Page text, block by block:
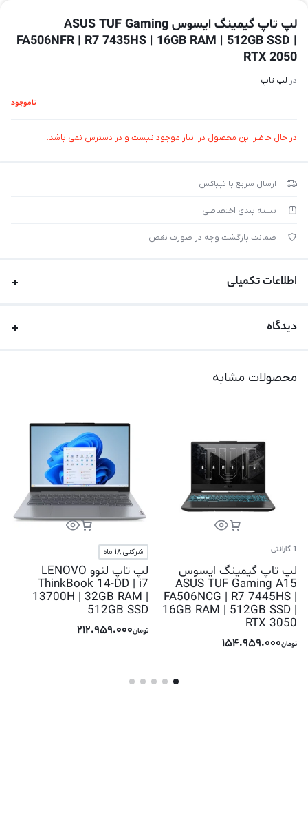
لپ تاپ گیمینگ ایسوس ASUS TUF Gaming
FA506NFR | R7 7435HS | 16GB RAM | 512GB SSD |
RTX 2050
در لپ تاپ
ناموجود
در حال حاضر این محصول در انبار موجود نیست و در دسترس نمی باشد.
ارسال سریع با تیباکس
بسته بندی اختصاصی
ضمانت بازگشت وجه در صورت نقص
اطلاعات تکمیلی
دیدگاه
محصولات مشابه
1 گارانتی
لپ تاپ گیمینگ ایسوس
ASUS TUF Gaming A15
FA506NCG | R7 7445HS |
16GB RAM | 512GB SSD |
RTX 3050
تومان154.959.000
شرکتی 18 ماه
لپ تاپ لنوو LENOVO
ThinkBook 14-DD | i7
13700H | 32GB RAM |
512GB SSD
تومان212.959.000